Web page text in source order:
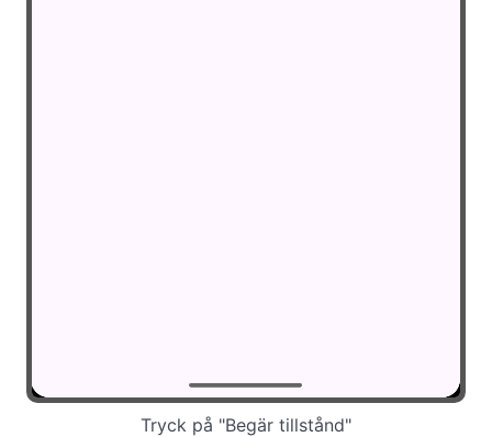
Tryck på "Begär tillstånd"